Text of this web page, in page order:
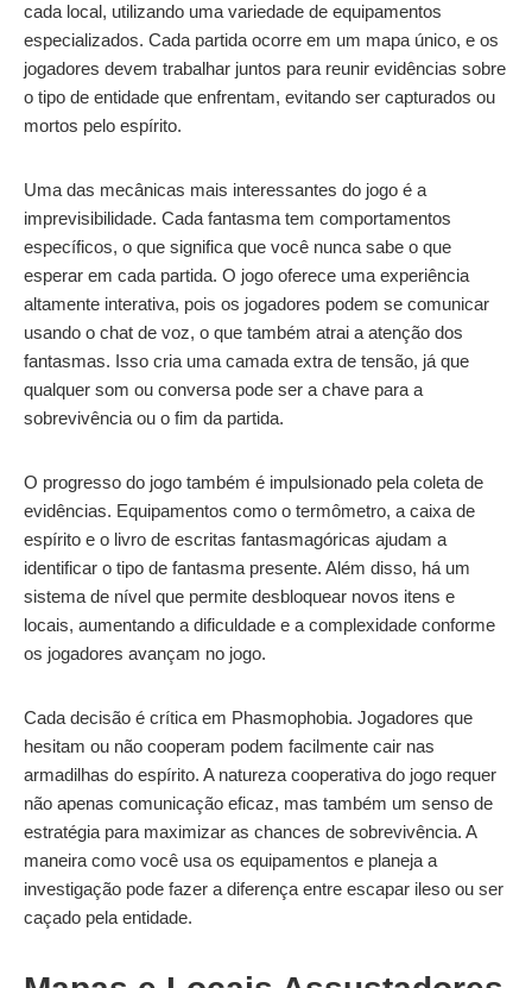
cada local, utilizando uma variedade de equipamentos
especializados. Cada partida ocorre em um mapa único, e os
jogadores devem trabalhar juntos para reunir evidências sobre
o tipo de entidade que enfrentam, evitando ser capturados ou
mortos pelo espírito.
Uma das mecânicas mais interessantes do jogo é a
imprevisibilidade. Cada fantasma tem comportamentos
específicos, o que significa que você nunca sabe o que
esperar em cada partida. O jogo oferece uma experiência
altamente interativa, pois os jogadores podem se comunicar
usando o chat de voz, o que também atrai a atenção dos
fantasmas. Isso cria uma camada extra de tensão, já que
qualquer som ou conversa pode ser a chave para a
sobrevivência ou o fim da partida.
O progresso do jogo também é impulsionado pela coleta de
evidências. Equipamentos como o termômetro, a caixa de
espírito e o livro de escritas fantasmagóricas ajudam a
identificar o tipo de fantasma presente. Além disso, há um
sistema de nível que permite desbloquear novos itens e
locais, aumentando a dificuldade e a complexidade conforme
os jogadores avançam no jogo.
Cada decisão é crítica em Phasmophobia. Jogadores que
hesitam ou não cooperam podem facilmente cair nas
armadilhas do espírito. A natureza cooperativa do jogo requer
não apenas comunicação eficaz, mas também um senso de
estratégia para maximizar as chances de sobrevivência. A
maneira como você usa os equipamentos e planeja a
investigação pode fazer a diferença entre escapar ileso ou ser
caçado pela entidade.